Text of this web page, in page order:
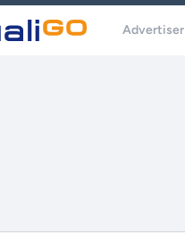
Advertiser